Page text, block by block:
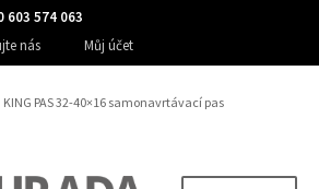
603 574 063
nás Můj účet
KING PAS 32-40×16 samonavrtávací pas